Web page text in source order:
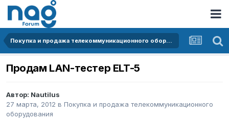
Покупка и продажа телекоммуникационного оборудования
Продам LAN-тестер ELT-5
Автор: Nautilus
27 марта, 2012 в Покупка и продажа телекоммуникационного
оборудования